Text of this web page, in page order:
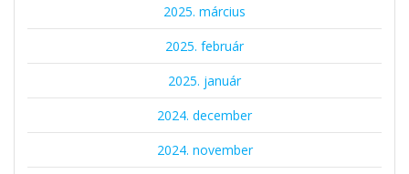
2025. március
2025. február
2025. január
2024. december
2024. november